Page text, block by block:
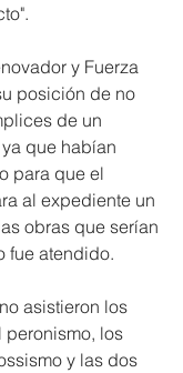
y Fuerza
posición de no
de un
que habían
para que el
al expediente un
obras que serían
fue atendido.
asistieron los
los
y las dos